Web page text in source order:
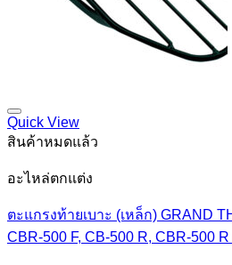
Quick View
สินค้าหมดแล้ว
อะไหล่ตกแต่ง
ตะแกรงท้ายเบาะ (เหล็ก) GRAND
CBR-500 F, CB-500 R, CBR-500